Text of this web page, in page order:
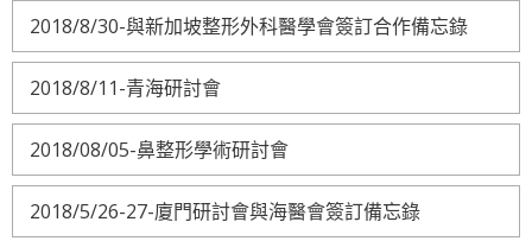
2018/8/30-與新加坡整形外科醫學會簽訂合作備忘錄
2018/8/11-青海研討會
2018/08/05-鼻整形學術研討會
2018/5/26-27-廈門研討會與海醫會簽訂備忘錄